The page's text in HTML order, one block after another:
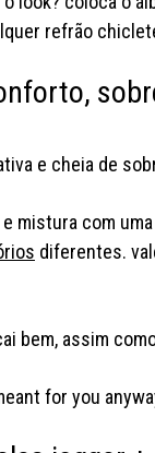
refrão
e cheia de
e mistura com
diferentes.
bem, assim
for you